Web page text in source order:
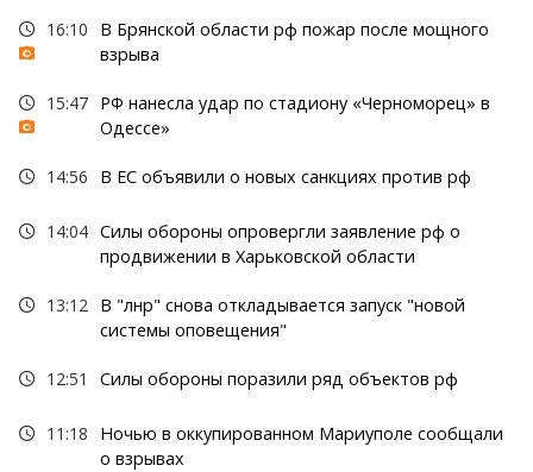
16:10
В Брянской области рф пожар после мощного
взрыва
15:47 РФ нанесла удар по стадиону «Черноморец» в
Одессе»
14:56 В ЕС объявили о новых санкциях против рф
14:04 Силы обороны опровергли заявление рф о
продвижении в Харьковской области
13:12 В "лнр" снова откладывается запуск "новой
системы оповещения"
12:51 Силы обороны поразили ряд объектов рф
11:18
Ночью в оккупированном Мариуполе сообщали
о взрывах